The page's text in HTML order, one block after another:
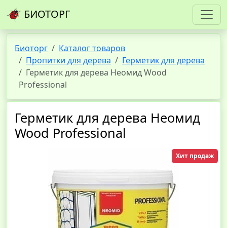
БИОТОРГ
Биоторг
Каталог товаров
Пропитки для дерева
Герметик для дерева
Герметик для дерева Неомид Wood
Professional
Герметик для дерева Неомид
Wood Professional
Хит продаж